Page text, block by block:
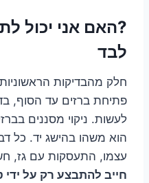
לבד
חלק מהבדיקות
פתיחת ברזים עד הסוף,
לעשות. ניקוי מסננים
הוא משהו בהישג יד. כל
עצמו, התעסקות עם גז,
חייב להתבצע רק על ידי